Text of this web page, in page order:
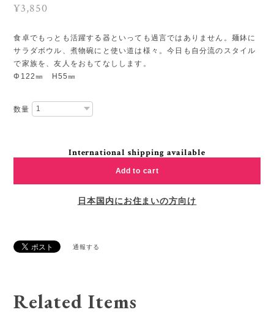
¥3,850
食卓でもっとも活躍する器といっても過言ではありません。麺鉢に
サラダボウル、煮物碗にと使い道は様々。今日も自分流のスタイル
で家族を、友人をおもてなしします。
Φ122㎜ H55㎜
数量
International shipping available
Add to cart
日本国内にお住まいの方向け
通報する
Related Items